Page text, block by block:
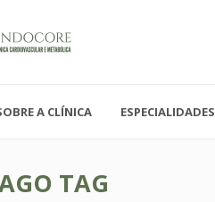
- Sexta-feira, das 08h-19h
A CLÍNICA ESPECIALIDADES
TAG